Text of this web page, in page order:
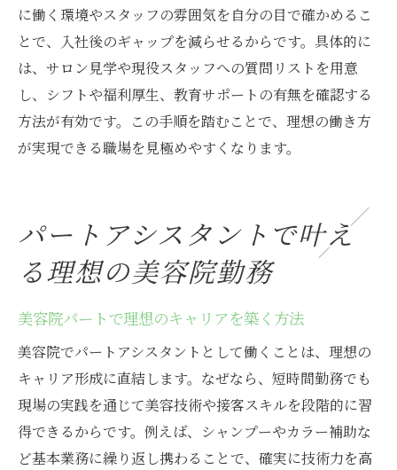
に働く環境やスタッフの雰囲気を自分の目で確かめるこ
とで、入社後のギャップを減らせるからです。具体的に
は、サロン見学や現役スタッフへの質問リストを用意
し、シフトや福利厚生、教育サポートの有無を確認する
方法が有効です。この手順を踏むことで、理想の働き方
が実現できる職場を見極めやすくなります。
パートアシスタントで叶え
る理想の美容院勤務
美容院パートで理想のキャリアを築く方法
美容院でパートアシスタントとして働くことは、理想の
キャリア形成に直結します。なぜなら、短時間勤務でも
現場の実践を通じて美容技術や接客スキルを段階的に習
得できるからです。例えば、シャンプーやカラー補助な
ど基本業務に繰り返し携わることで、確実に技術力を高